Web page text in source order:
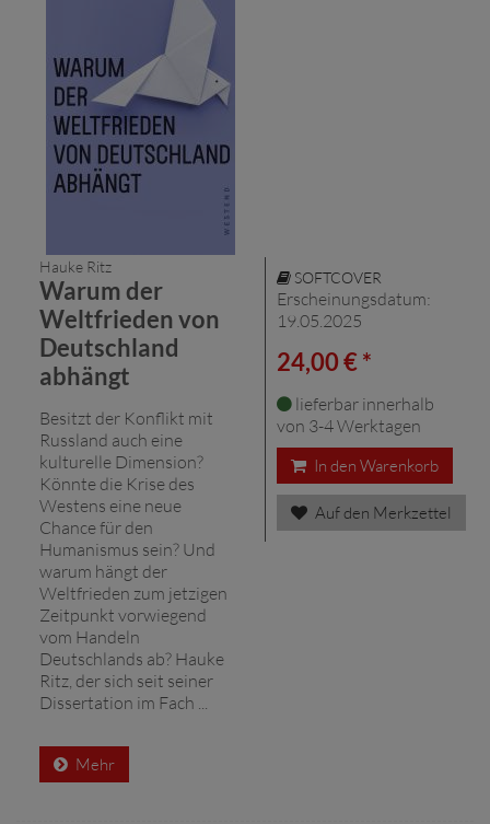
Hauke Ritz
Warum der
Weltfrieden von
Deutschland
abhängt
Besitzt der Konflikt mit
Russland auch eine
kulturelle Dimension?
Könnte die Krise des
Westens eine neue
Chance für den
Humanismus sein? Und
warum hängt der
Weltfrieden zum jetzigen
Zeitpunkt vorwiegend
vom Handeln
Deutschlands ab? Hauke
Ritz, der sich seit seiner
Dissertation im Fach ...
Mehr
SOFTCOVER
Erscheinungsdatum:
19.05.2025
24,00 € *
lieferbar innerhalb
von 3-4 Werktagen
In den Warenkorb
Auf den Merkzettel